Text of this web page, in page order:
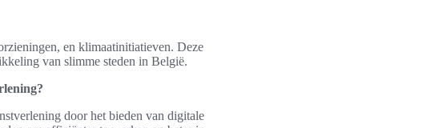
en klimaatinitiatieven. Deze
van slimme steden in België.
door het bieden van digitale